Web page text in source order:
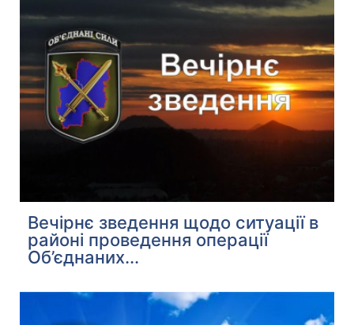
Вечірнє зведення щодо ситуації в
районі проведення операції
Об’єднаних...